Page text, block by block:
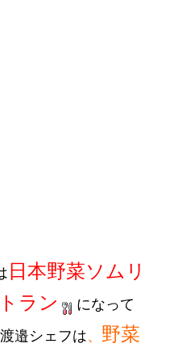
日本野菜ソムリ
ラン
になって
邉シェフは、 野菜